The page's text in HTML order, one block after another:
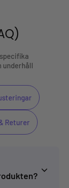
underhåll
Returer